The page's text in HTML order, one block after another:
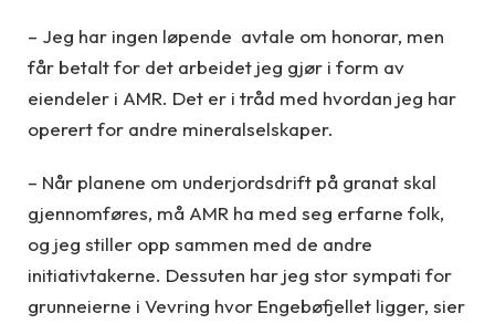
– Jeg har ingen løpende avtale om honorar, men
får betalt for det arbeidet jeg gjør i form av
eiendeler i AMR. Det er i tråd med hvordan jeg har
operert for andre mineralselskaper.
– Når planene om underjordsdrift på granat skal
gjennomføres, må AMR ha med seg erfarne folk,
og jeg stiller opp sammen med de andre
initiativtakerne. Dessuten har jeg stor sympati for
grunneierne i Vevring hvor Engebøfjellet ligger, sier